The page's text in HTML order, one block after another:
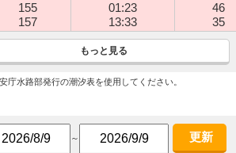
155
157
01:23
13:33
46
35
もっと見る
水路部発行の潮汐表を使用してください。
～ 更新